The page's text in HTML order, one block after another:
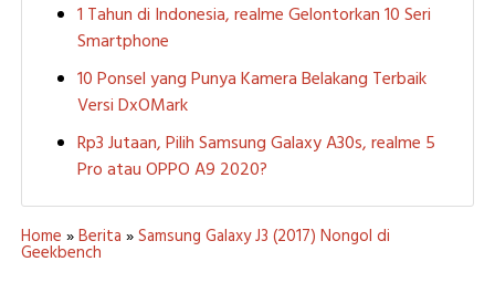
1 Tahun di Indonesia, realme Gelontorkan 10 Seri
Smartphone
10 Ponsel yang Punya Kamera Belakang Terbaik
Versi DxOMark
Rp3 Jutaan, Pilih Samsung Galaxy A30s, realme 5
Pro atau OPPO A9 2020?
Home »Berita »Samsung Galaxy J3 (2017) Nongol di
Geekbench